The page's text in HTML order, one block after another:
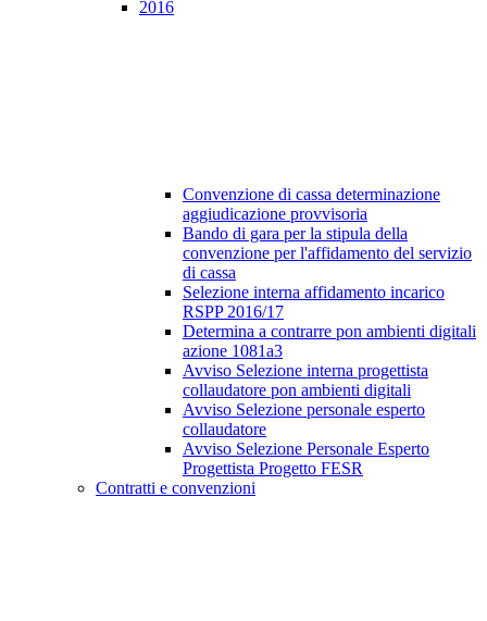
2016
Convenzione di cassa determinazione
aggiudicazione provvisoria
Bando di gara per la stipula della
convenzione per l'affidamento del servizio
di cassa
Selezione interna affidamento incarico
RSPP 2016/17
Determina a contrarre pon ambienti digitali
azione 1081a3
Avviso Selezione interna progettista
collaudatore pon ambienti digitali
Avviso Selezione personale esperto
collaudatore
Avviso Selezione Personale Esperto
Progettista Progetto FESR
Contratti e convenzioni